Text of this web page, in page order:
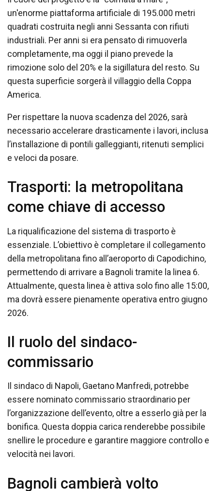
un'enorme piattaforma artificiale di 195.000 metri
quadrati costruita negli anni Sessanta con rifiuti
industriali. Per anni si era pensato di rimuoverla
completamente, ma oggi il piano prevede la
rimozione solo del 20% e la sigillatura del resto. Su
questa superficie sorgerà il villaggio della Coppa
America.
Per rispettare la nuova scadenza del 2026, sarà
necessario accelerare drasticamente i lavori, inclusa
l’installazione di pontili galleggianti, ritenuti semplici
e veloci da posare.
Trasporti: la metropolitana
come chiave di accesso
La riqualificazione del sistema di trasporto è
essenziale. L’obiettivo è completare il collegamento
della metropolitana fino all’aeroporto di Capodichino,
permettendo di arrivare a Bagnoli tramite la linea 6.
Attualmente, questa linea è attiva solo fino alle 15:00,
ma dovrà essere pienamente operativa entro giugno
2026.
Il ruolo del sindaco-
commissario
Il sindaco di Napoli, Gaetano Manfredi, potrebbe
essere nominato commissario straordinario per
l’organizzazione dell’evento, oltre a esserlo già per la
bonifica. Questa doppia carica renderebbe possibile
snellire le procedure e garantire maggiore controllo e
velocità nei lavori.
Bagnoli cambierà volto